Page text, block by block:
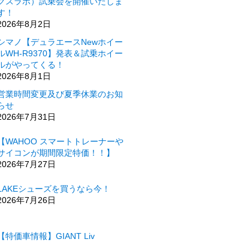
！
年8月2日
マノ【デュラエースNewホイー
WH-R9370】発表＆試乗ホイー
がやってくる！
年8月1日
業時間変更及び夏季休業のお知
せ
年7月31日
【WAHOO スマートトレーナーや
イコンが期間限定特価！！】
年7月27日
シューズを買うなら今！
年7月26日
【特価車情報】GIANT Liv